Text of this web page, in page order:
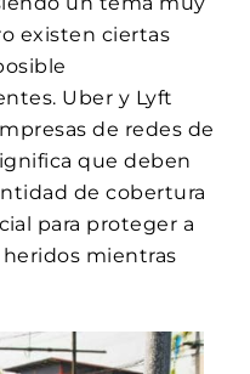
existen ciertas
Uber y Lyft
de redes de
que deben
de cobertura
para proteger a
heridos mientras